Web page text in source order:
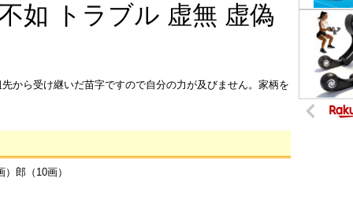
如 トラブル 虚無 虚偽
から受け継いだ苗字ですので自分の力が及びません。家柄を
郎（10画）